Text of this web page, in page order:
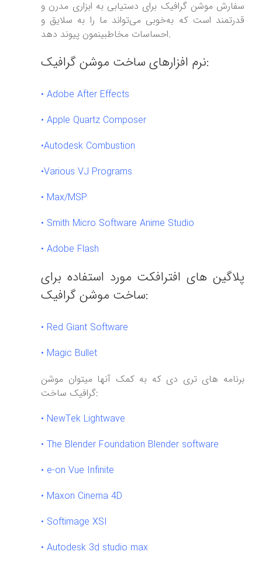
سفارش موشن گرافیک برای دستیابی به ابزاری مدرن و
قدرتمند است که به‌خوبی می‌تواند ما را به سلایق و
احساسات مخاطبینمون پیوند دهد.
نرم افزارهای ساخت موشن گرافیک:
• Adobe After Effects
• Apple Quartz Composer
•Autodesk Combustion
•Various VJ Programs
• Max/MSP
• Smith Micro Software Anime Studio
• Adobe Flash
پلاگین های افترافکت مورد استفاده برای
ساخت موشن گرافیک:
• Red Giant Software
• Magic Bullet
برنامه های تری دی که به کمک آنها میتوان موشن
گرافیک ساخت:
• NewTek Lightwave
• The Blender Foundation Blender software
• e-on Vue Infinite
• Maxon Cinema 4D
• Softimage XSI
• Autodesk 3d studio max